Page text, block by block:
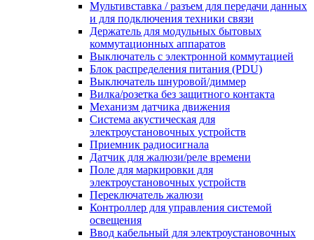
Мультивставка / разъем для передачи данных
и для подключения техники связи
Держатель для модульных бытовых
коммутационных аппаратов
Выключатель с электронной коммутацией
Блок распределения питания (PDU)
Выключатель шнуровой/диммер
Вилка/розетка без защитного контакта
Механизм датчика движения
Система акустическая для
электроустановочных устройств
Приемник радиосигнала
Датчик для жалюзи/реле времени
Поле для маркировки для
электроустановочных устройств
Переключатель жалюзи
Контроллер для управления системой
освещения
Ввод кабельный для электроустановочных